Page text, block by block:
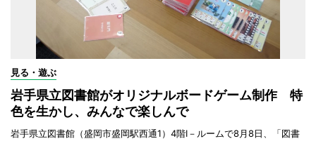
見る・遊ぶ
岩手県立図書館がオリジナルボードゲーム制作 特
色を生かし、みんなで楽しんで
岩手県立図書館（盛岡市盛岡駅西通1）4階I－ルームで8月8日、「図書